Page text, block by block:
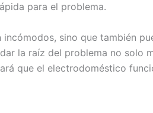
para el problema.
sino que también
la raíz del problema no solo
que el electrodoméstico